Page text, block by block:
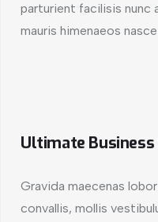
parturient facilisis nunc
mauris himenaeos
Ultimate
Gravida maecenas
convallis, mollis